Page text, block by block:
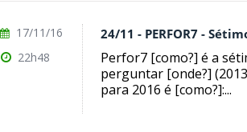
24/11 - PERFOR7 -
Perfor7 [como?] é a
perguntar [onde?]
para 2016 é [como?]:...
17/11/16
22h48